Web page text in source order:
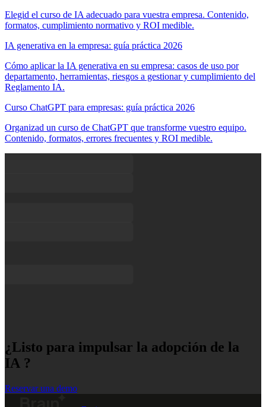
Elegid el curso de IA adecuado para vuestra empresa. Contenido,
formatos, cumplimiento normativo y ROI medible.
IA generativa en la empresa: guía práctica 2026
Cómo aplicar la IA generativa en su empresa: casos de uso por
departamento, herramientas, riesgos a gestionar y cumplimiento del
Reglamento IA.
Curso ChatGPT para empresas: guía práctica 2026
Organizad un curso de ChatGPT que transforme vuestro equipo.
Contenido, formatos, errores frecuentes y ROI medible.
¿Listo para impulsar la adopción de la
IA ?
Reservar una demo